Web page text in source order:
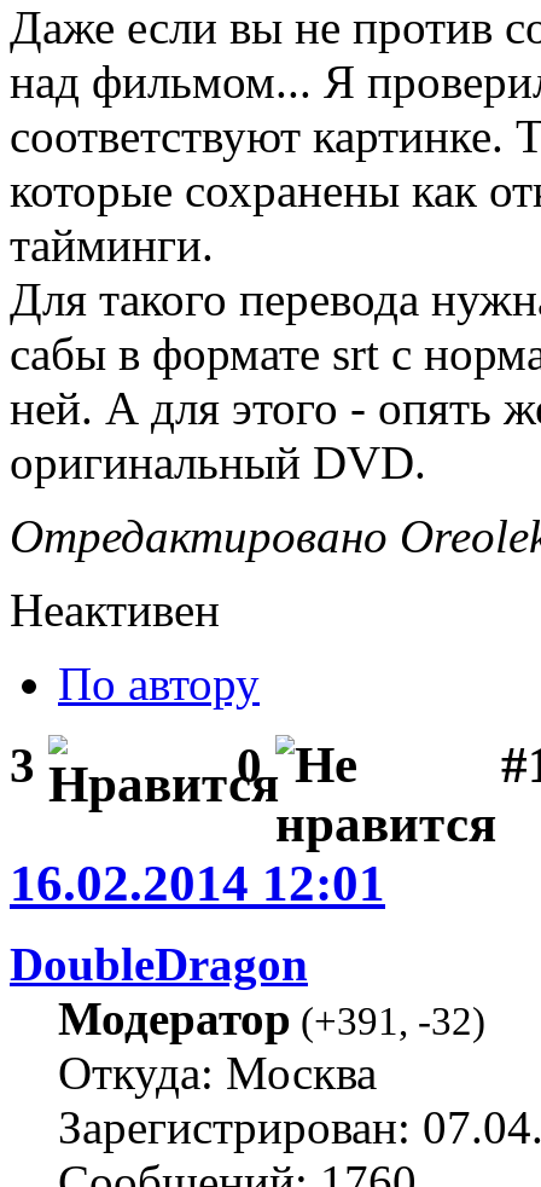
Даже если вы не против
над фильмом... Я
соответствуют картинке.
которые сохранены как
тайминги.
Для такого перевода
сабы в формате srt с
ней. А для этого - опять
оригинальный DVD.
Отредактировано
Неактивен
По автору
3 0
16.02.2014 12:01
DoubleDragon
Модератор (+391, -32)
Откуда: Москва
Зарегистрирован: